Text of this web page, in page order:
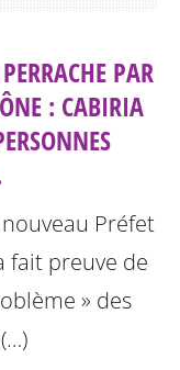
PAR
: CABIRIA
Préfet
fait preuve de
» des